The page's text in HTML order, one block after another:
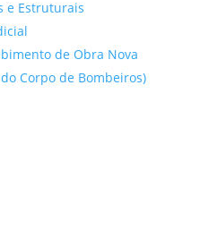
e Estruturais
de Obra Nova
Corpo de Bombeiros)